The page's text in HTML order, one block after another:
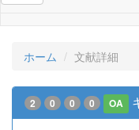
ホーム 文献詳細
2 0 0 0 OA